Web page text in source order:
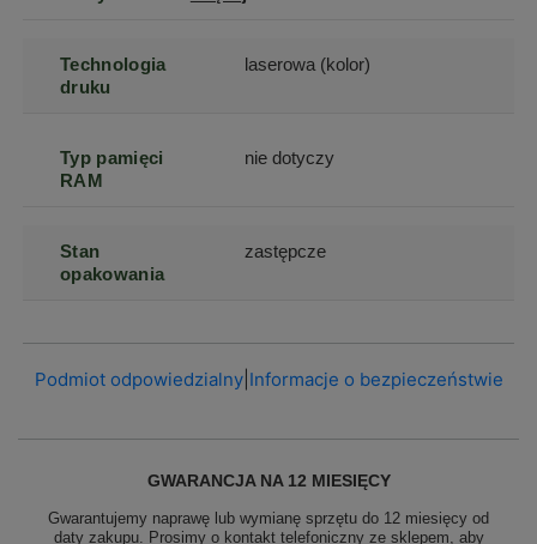
Technologia
druku
laserowa (kolor)
Typ pamięci
RAM
nie dotyczy
Stan
opakowania
zastępcze
Podmiot odpowiedzialny| Informacje o bezpieczeństwie
GWARANCJA NA 12 MIESIĘCY
Gwarantujemy naprawę lub wymianę sprzętu do 12 miesięcy od
daty zakupu. Prosimy o kontakt telefoniczny ze sklepem, aby